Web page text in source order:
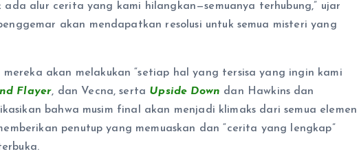
ada alur cerita yang kami hilangkan—semuanya terhubung,” ujar
akan mendapatkan resolusi untuk semua misteri yang
akan melakukan “setiap hal yang tersisa yang ingin kami
Flayer, dan Vecna, serta Upside Down dan Hawkins dan
bahwa musim final akan menjadi klimaks dari semua elemen
penutup yang memuaskan dan “cerita yang lengkap”